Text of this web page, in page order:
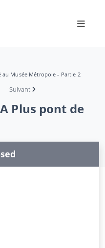
au Musée Métropole - Partie 2
Suivant
Plus pont de